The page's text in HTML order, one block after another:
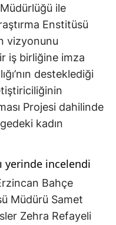
ile
Enstitüsü
vizyonunu
iş birliğine imza
desteklediği
Projesi dahilinde
kadın
yerinde incelendi
Bahçe
Müdürü Samet
Zehra Refayeli